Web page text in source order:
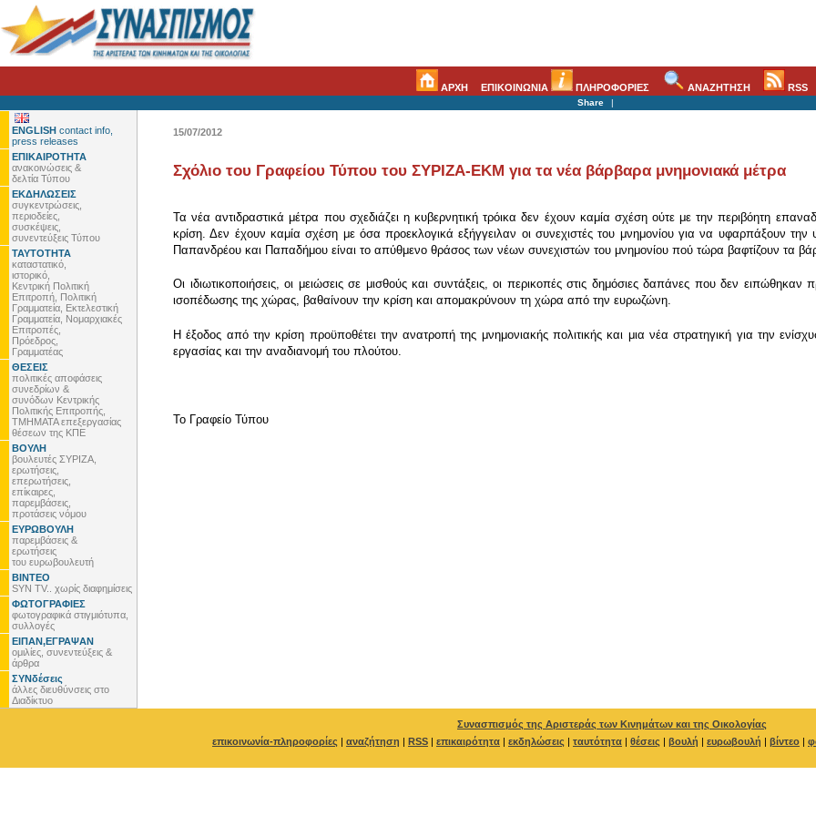
ΑΡΧΗ ΕΠΙΚΟΙΝΩΝΙΑ ΠΛΗΡΟΦΟΡΙΕΣ ΑΝΑΖΗΤΗΣΗ RSS
Share |
ENGLISH contact info,
press releases
ΕΠΙΚΑΙΡΟΤΗΤΑ
ανακοινώσεις &
δελτία Τύπου
ΕΚΔΗΛΩΣΕΙΣ
συγκεντρώσεις,
περιοδείες,
συσκέψεις,
συνεντεύξεις Τύπου
ΤΑΥΤΟΤΗΤΑ
καταστατικό,
ιστορικό,
Κεντρική Πολιτική
Επιτροπή, Πολιτική
Γραμματεία, Εκτελεστική
Γραμματεία, Νομαρχιακές
Επιτροπές,
Πρόεδρος,
Γραμματέας
ΘΕΣΕΙΣ
πολιτικές αποφάσεις
συνεδρίων &
συνόδων Κεντρικής
Πολιτικής Επιτροπής,
ΤΜΗΜΑΤΑ επεξεργασίας
θέσεων της ΚΠΕ
ΒΟΥΛΗ
βουλευτές ΣΥΡΙΖΑ,
ερωτήσεις,
επερωτήσεις,
επίκαιρες,
παρεμβάσεις,
προτάσεις νόμου
ΕΥΡΩΒΟΥΛΗ
παρεμβάσεις &
ερωτήσεις
του ευρωβουλευτή
ΒΙΝΤΕΟ
SYN TV.. χωρίς διαφημίσεις
ΦΩΤΟΓΡΑΦΙΕΣ
φωτογραφικά στιγμιότυπα,
συλλογές
ΕΙΠΑΝ,ΕΓΡΑΨΑΝ
ομιλίες, συνεντεύξεις &
άρθρα
ΣΥΝδέσεις
άλλες διευθύνσεις στο
Διαδίκτυο
15/07/2012
Σχόλιο του Γραφείου Τύπου του ΣΥΡΙΖΑ-ΕΚΜ για τα νέα βάρβαρα μνημονιακά μέτρα
Τα νέα αντιδραστικά μέτρα που σχεδιάζει η κυβερνητική τρόικα δεν έχουν καμία σχέση ούτε με την περιβόητη
κρίση. Δεν έχουν καμία σχέση με όσα προεκλογικά εξήγγειλαν οι συνεχιστές του μνημονίου για να υφαρπάξουν
Παπανδρέου και Παπαδήμου είναι το απύθμενο θράσος των νέων συνεχιστών του μνημονίου πού τώρα βαφτίζουν τα
Οι ιδιωτικοποιήσεις, οι μειώσεις σε μισθούς και συντάξεις, οι περικοπές στις δημόσιες δαπάνες που δεν
ισοπέδωσης της χώρας, βαθαίνουν την κρίση και απομακρύνουν τη χώρα από την ευρωζώνη.
Η έξοδος από την κρίση προϋποθέτει την ανατροπή της μνημονιακής πολιτικής και μια νέα στρατηγική για την
εργασίας και την αναδιανομή του πλούτου.
To Γραφείο Τύπου
Συνασπισμός της Αριστεράς των Κινημάτων και της Οικολογίας
επικοινωνία-πληροφορίες | αναζήτηση | RSS | επικαιρότητα | εκδηλώσεις | ταυτότητα | θέσεις | βουλή | ευρωβουλή | βίντεο |